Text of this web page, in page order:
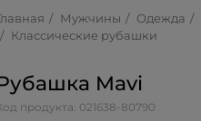
Мужчины Одежда
Классические рубашки
Mavi
продукта: 021638-80790